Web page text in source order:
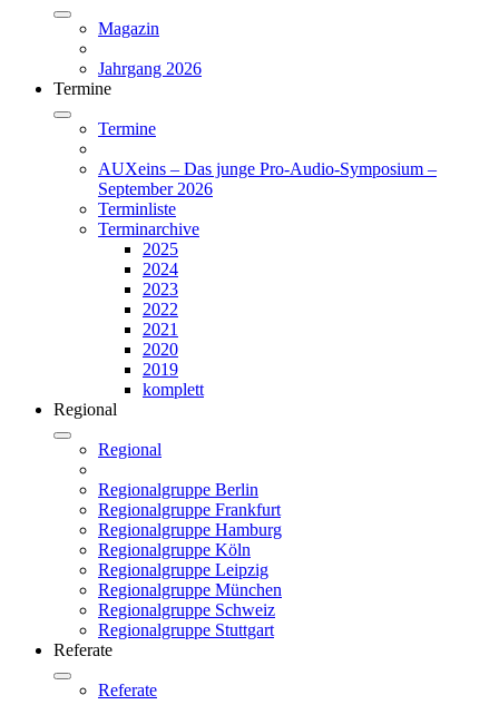
Magazin
Jahrgang 2026
Termine
Termine
AUXeins – Das junge Pro-Audio-Symposium –
September 2026
Terminliste
Terminarchive
2025
2024
2023
2022
2021
2020
2019
komplett
Regional
Regional
Regionalgruppe Berlin
Regionalgruppe Frankfurt
Regionalgruppe Hamburg
Regionalgruppe Köln
Regionalgruppe Leipzig
Regionalgruppe München
Regionalgruppe Schweiz
Regionalgruppe Stuttgart
Referate
Referate